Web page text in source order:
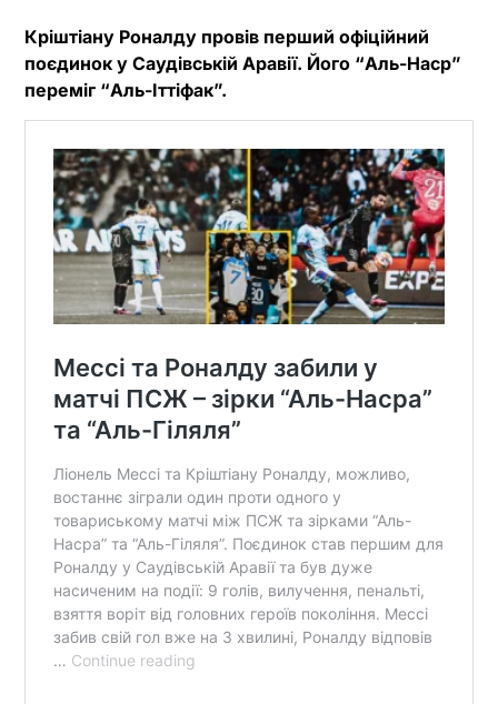
Кріштіану Роналду провів перший офіційний
поєдинок у Саудівській Аравії. Його “Аль-Наср”
переміг “Аль-Іттіфак”.